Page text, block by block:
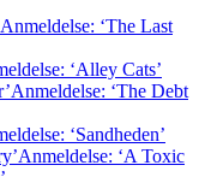
Anmeldelse: ‘The Last
‘Alley Cats’
Anmeldelse: ‘The Debt
‘Sandheden’
Anmeldelse: ‘A Toxic